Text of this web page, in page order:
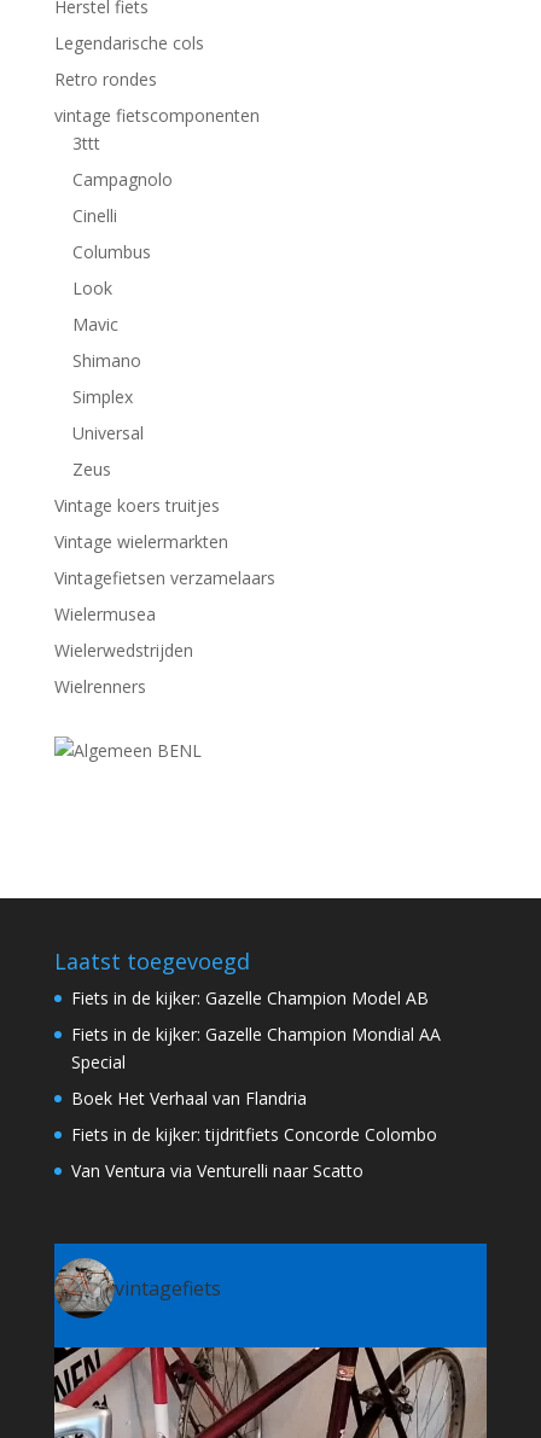
Herstel fiets
Legendarische cols
Retro rondes
vintage fietscomponenten
3ttt
Campagnolo
Cinelli
Columbus
Look
Mavic
Shimano
Simplex
Universal
Zeus
Vintage koers truitjes
Vintage wielermarkten
Vintagefietsen verzamelaars
Wielermusea
Wielerwedstrijden
Wielrenners
Laatst toegevoegd
Fiets in de kijker: Gazelle Champion Model AB
Fiets in de kijker: Gazelle Champion Mondial AA
Special
Boek Het Verhaal van Flandria
Fiets in de kijker: tijdritfiets Concorde Colombo
Van Ventura via Venturelli naar Scatto
vintagefiets